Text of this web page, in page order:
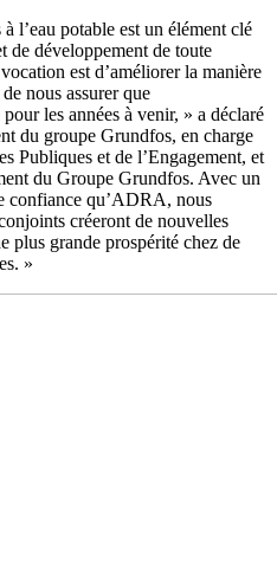
l’eau potable est un élément clé
de développement de toute
est d’améliorer la manière
nous assurer que
les années à venir, » a déclaré
du groupe Grundfos, en charge
Publiques et de l’Engagement, et
du Groupe Grundfos. Avec un
confiance qu’ADRA, nous
créeront de nouvelles
plus grande prospérité chez de
»